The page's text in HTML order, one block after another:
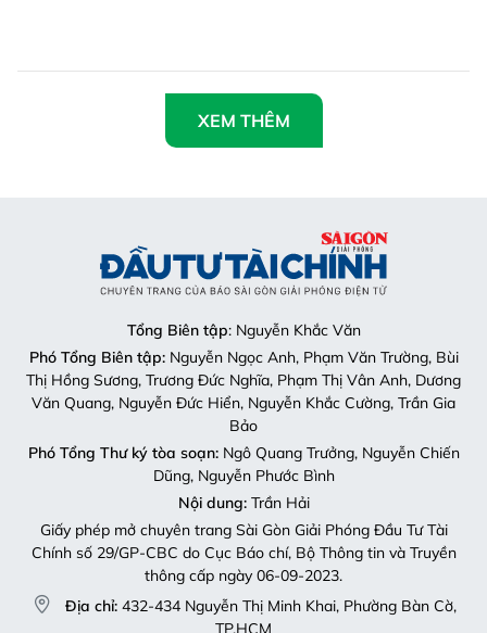
XEM THÊM
Tổng Biên tập: Nguyễn Khắc Văn
Phó Tổng Biên tập:Nguyễn Ngọc Anh, Phạm Văn Trường, Bùi
Thị Hồng Sương, Trương Đức Nghĩa, Phạm Thị Vân Anh, Dương
Văn Quang, Nguyễn Đức Hiển, Nguyễn Khắc Cường, Trần Gia
Bảo
Phó Tổng Thư ký tòa soạn:Ngô Quang Trưởng, Nguyễn Chiến
Dũng, Nguyễn Phước Bình
Nội dung:Trần Hải
Giấy phép mở chuyên trang Sài Gòn Giải Phóng Đầu Tư Tài
Chính số 29/GP-CBC do Cục Báo chí, Bộ Thông tin và Truyền
thông cấp ngày 06-09-2023.
Địa chỉ: 432-434 Nguyễn Thị Minh Khai, Phường Bàn Cờ,
TP.HCM